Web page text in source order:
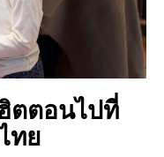
ตตอนไปที่
ทย